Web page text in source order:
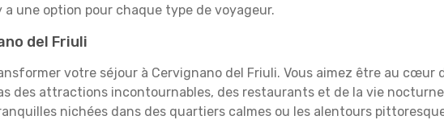
une option pour chaque type de voyageur.
del Friuli
votre séjour à Cervignano del Friuli. Vous aimez être au cœur
des attractions incontournables, des restaurants et de la vie
nichées dans des quartiers calmes ou les alentours